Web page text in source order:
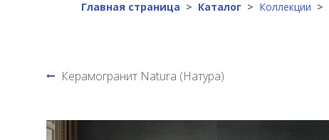
Главная страница Каталог Коллекции
Керамогранит Natura (Натура)